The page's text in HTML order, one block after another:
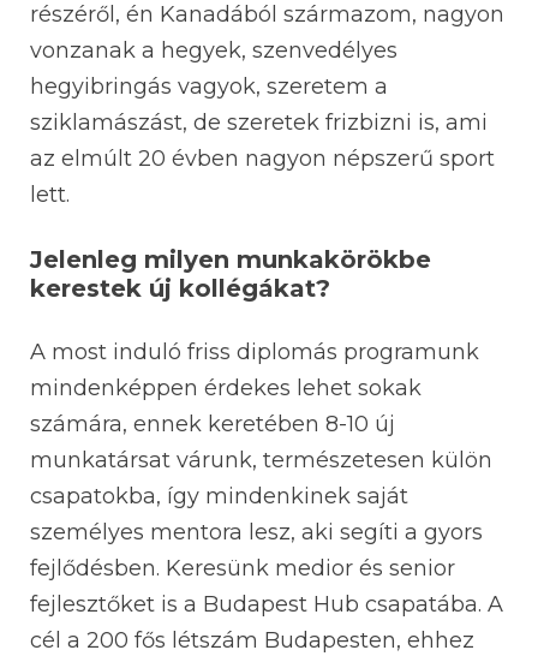
részéről, én Kanadából származom, nagyon
vonzanak a hegyek, szenvedélyes
hegyibringás vagyok, szeretem a
sziklamászást, de szeretek frizbizni is, ami
az elmúlt 20 évben nagyon népszerű sport
lett.
Jelenleg milyen munkakörökbe
kerestek új kollégákat?
A most induló friss diplomás programunk
mindenképpen érdekes lehet sokak
számára, ennek keretében 8-10 új
munkatársat várunk, természetesen külön
csapatokba, így mindenkinek saját
személyes mentora lesz, aki segíti a gyors
fejlődésben. Keresünk medior és senior
fejlesztőket is a Budapest Hub csapatába. A
cél a 200 fős létszám Budapesten, ehhez